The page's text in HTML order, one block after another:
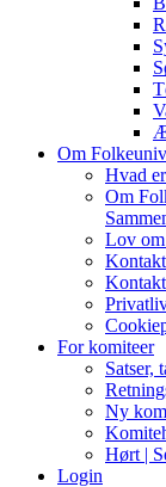
Om
Hvad
Om
Lov
For komiteer
Satser,
Ny
Hørt |
Login